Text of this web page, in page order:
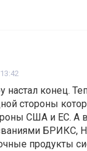
конец.
стороны
США и ЕС. А
БРИКС,
продукты